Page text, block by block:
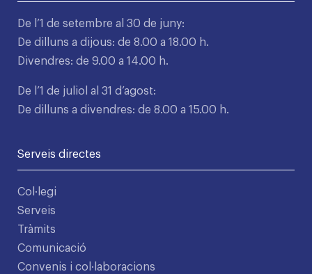
De l’1 de setembre al 30 de juny:
De dilluns a dijous: de 8.00 a 18.00 h.
Divendres: de 9.00 a 14.00 h.
De l’1 de juliol al 31 d’agost:
De dilluns a divendres: de 8.00 a 15.00 h.
Serveis directes
Col·legi
Serveis
Tràmits
Comunicació
Convenis i col·laboracions